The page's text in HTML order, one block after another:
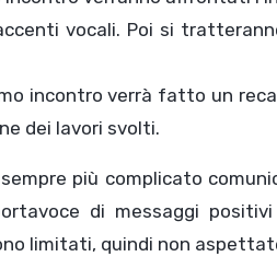
vocali. Poi si
incontro verrà fatto un
dei lavori svolti.
più complicato
di messaggi
limitati, quindi non